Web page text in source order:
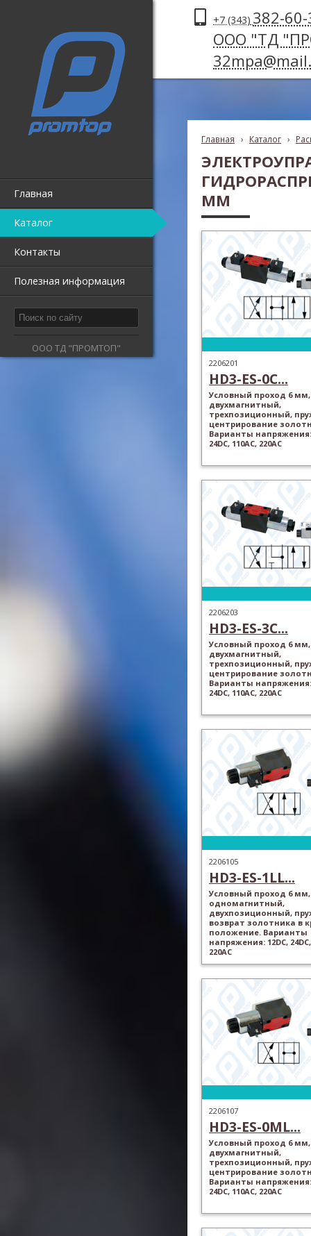
Главная
Каталог
Контакты
Полезная информация
ООО ТД "ПРОМТОП"
+7 (343) 382-
ООО "ТД
Главная › Каталог ›
ММ
2206201
HD3-ES-0C...
Условный проход 6 мм,
двухмагнитный,
трехпозиционный,
центрирование
Варианты напряжения:
24DC, 110AC, 220AC
2206203
HD3-ES-3C...
Условный проход 6 мм,
двухмагнитный,
трехпозиционный,
центрирование
Варианты напряжения:
24DC, 110AC, 220AC
2206105
HD3-ES-1LL...
Условный проход 6 мм,
одномагнитный,
двухпозиционный,
возврат золотника в
положение. Варианты
напряжения: 12DC, 24DC,
220AC
2206107
HD3-ES-0ML...
Условный проход 6 мм,
двухмагнитный,
трехпозиционный,
центрирование
Варианты напряжения:
24DC, 110AC, 220AC